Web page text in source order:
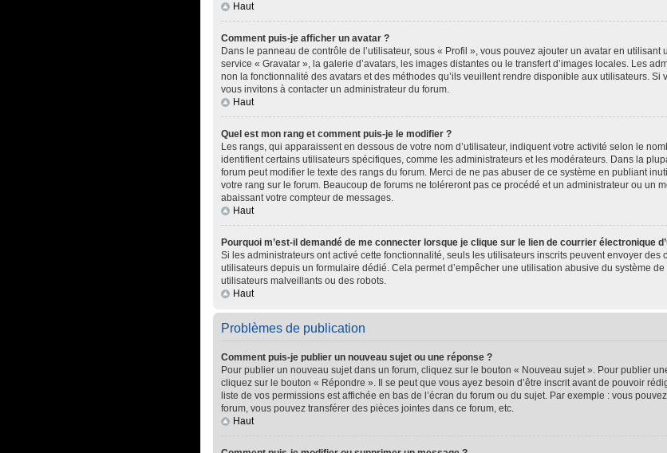
Haut
Comment puis-je afficher un avatar ?
Dans le panneau de contrôle de l’utilisateur, sous « Profil », vous pouvez ajouter un avatar en utilisant
service « Gravatar », la galerie d’avatars, les images distantes ou le transfert d’images locales. Les
non la fonctionnalité des avatars et des méthodes qu’ils veuillent rendre disponible aux utilisateurs. Si
vous invitons à contacter un administrateur du forum.
Haut
Quel est mon rang et comment puis-je le modifier ?
Les rangs, qui apparaissent en dessous de votre nom d’utilisateur, indiquent votre activité selon le
identifient certains utilisateurs spécifiques, comme les administrateurs et les modérateurs. Dans la
forum peut modifier le texte des rangs du forum. Merci de ne pas abuser de ce système en publiant
votre rang sur le forum. Beaucoup de forums ne toléreront pas ce procédé et un administrateur ou un
abaissant votre compteur de messages.
Haut
Pourquoi m’est-il demandé de me connecter lorsque je clique sur le lien de courrier électronique
Si les administrateurs ont activé cette fonctionnalité, seuls les utilisateurs inscrits peuvent envoyer des
utilisateurs depuis un formulaire dédié. Cela permet d’empêcher une utilisation abusive du système
utilisateurs malveillants ou des robots.
Haut
Problèmes de publication
Comment puis-je publier un nouveau sujet ou une réponse ?
Pour publier un nouveau sujet dans un forum, cliquez sur le bouton « Nouveau sujet ». Pour publier
cliquez sur le bouton « Répondre ». Il se peut que vous ayez besoin d’être inscrit avant de pouvoir
liste de vos permissions est affichée en bas de l’écran du forum ou du sujet. Par exemple : vous
forum, vous pouvez transférer des pièces jointes dans ce forum, etc.
Haut